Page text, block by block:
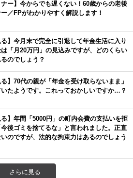
ナー】今からでも遅くない！60歳からの老後
／FPがわかりやすく解説します！
る】今月末で完全に引退して年金生活に入り
は「月20万円」の見込みですが、どのくらい
のでしょう？
る】70代の親が「年金を受け取らないまま」
たようです。これっておかしいですか…？
る】年間「5000円」の町内会費の支払いを拒
後ゴミを捨てるな」と言われました。正直
のですが、法的な拘束力はあるのでしょう
さらに見る